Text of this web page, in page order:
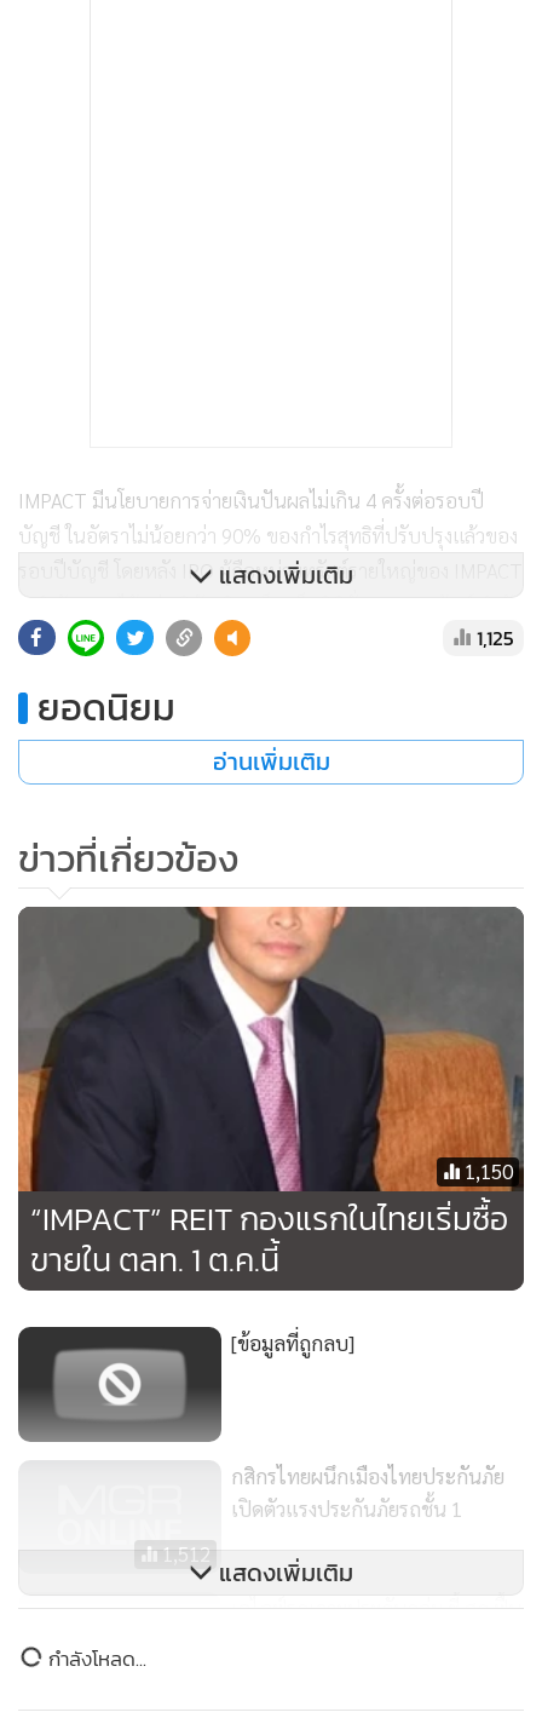
IMPACT มีนโยบายการจ่ายเงินปันผลไม่เกิน 4 ครั้งต่อรอบปี
บัญชี ในอัตราไม่น้อยกว่า 90% ของกำไรสุทธิที่ปรับปรุงแล้วของ
รอบปีบัญชี โดยหลัง IPO ผู้ถือหน่วยทรัสต์รายใหญ่ของ IMPACT
3 ลำดับแรก ได้แก่ บริษัท อิมแพ็ค เอ็กซิบิชั่น แมเนจเม้นท์ จำกัด
ถือหน่วยทรัสต์ 50.0% บมจ. อลิอันซ์ อยุธยา ประกันชีวิต ถือ
จำกัด (มหาชน) และบริษัท อาคเนย์ประกันชีวิต จำกัด ถือหน่วย
ทรัสต์รายละ 1.3%
ทรัสต์ที่เว็บไซต์ของสำนักงาน ก.ล.ต. ที่ www.sec.or.th ข้อมูล
ทั่วไปที่เว็บไซต์ ตลาดหลักทรัพย์ฯ www.set.or.th และข้อมูลกอง
ทรัสต์ที่www.impactgrowthreit.com
แสดงเพิ่มเติม
1,125
ยอดนิยม
อ่านเพิ่มเติม
ข่าวที่เกี่ยวข้อง
1,150
“IMPACT” REIT กองแรกในไทยเริ่มซื้อ
ขายใน ตลท. 1 ต.ค.นี้
[ข้อมูลที่ถูกลบ]
1,512
กสิกรไทยผนึกเมืองไทยประกันภัย
เปิดตัวแรงประกันภัยรถชั้น 1
เอไลฟ์รุกเจาะประกันกลุ่ม ชี้ ศก.ฟื้น
แสดงเพิ่มเติม
กำลังโหลด...